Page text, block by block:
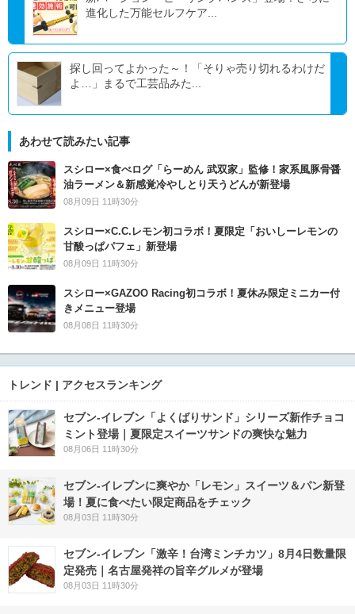
進化した万能セルフケア...
探し回ってよかった～！「そりゃ売り切れるわけだ
よ…」まるで工芸品みた...
あわせて読みたい記事
スシロー×食べログ「らーめん 武双家」監修！家系風豚骨醤
油ラーメン＆新感覚冷やしとり天うどんが新登場
08月09日 11時30分
スシロー×C.C.レモン初コラボ！夏限定「おいしーレモンの
甘酸っぱパフェ」新登場
08月09日 11時30分
スシロー×GAZOO Racing初コラボ！夏休み限定ミニカー付
きメニュー登場
08月08日 11時30分
トレンド | アクセスランキング
セブン‐イレブン「よくばりサンド」シリーズ新作チョコ
ミント登場｜夏限定スイーツサンドの爽快な魅力
08月06日 11時30分
セブン‐イレブンに爽やか「レモン」スイーツ＆パン新登
場！夏に食べたい限定商品をチェック
08月03日 11時30分
セブン-イレブン「激辛！台湾ミンチカツ」8月4日数量限
定発売｜名古屋発祥の旨辛グルメが登場
08月03日 11時30分